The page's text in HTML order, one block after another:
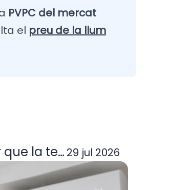
PVPC del mercat
el preu de la llum
pots reclamar
la teva factura de la
29 jul 2026